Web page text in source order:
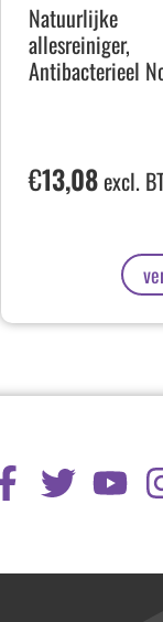
Natuurlijke
allesreiniger,
Antibacterieel
€13,08excl.